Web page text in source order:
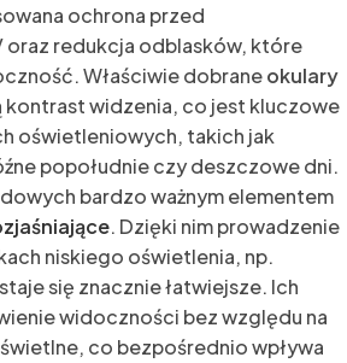
ochrona przed
oraz redukcja odblasków, które
Właściwie dobraneokulary
kontrast widzenia, co jest kluczowe
oświetleniowych, takich jak
popołudnie czy deszczowe dni.
bardzo ważnym elementem
. Dzięki nim prowadzenie
niskiego oświetlenia, np.
się znacznie łatwiejsze. Ich
widoczności bez względu na
co bezpośrednio wpływa